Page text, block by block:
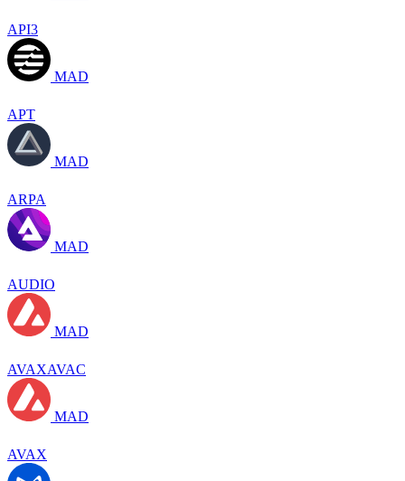
API3
MAD
APT
MAD
ARPA
MAD
AUDIO
MAD
AVAXAVAC
MAD
AVAX